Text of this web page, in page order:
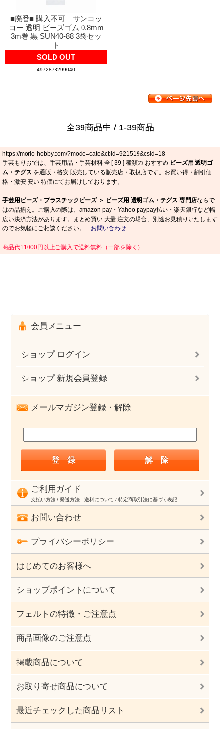
■廃番■ 購入不可｜サンコッ
コー 透明 ビーズゴム 0.8mm
3m巻 黒 SUN40-88 3袋セッ
ト
SOLD OUT
4972873299040
全39商品中 / 1-39商品
https://morio-hobby.com/?mode=cate&cbid=921519&csid=18
手芸もりおでは、手芸用品・手芸材料 全 [39 ] 種類の おすすめ ビーズ用 透明ゴ
ム・テグス を通販・格安 販売している販売店・取扱店です。お買い得・割引価
格・激安 安い 特価にてお届けしております。
手芸用ビーズ・プラスチックビーズ ＞ ビーズ用 透明ゴム・テグス 専門店ならで
はの品揃え。ご購入の際は、amazon pay・Yahoo paypay払い・楽天銀行など幅
広い決済方法があります。まとめ買い 大量 注文の場合、別途お見積りいたします
のでお気軽にご相談ください。 お問い合わせ
商品代11000円以上ご購入で送料無料（一部を除く）
会員メニュー
ショップ ログイン
ショップ 新規会員登録
メールマガジン登録・解除
ご利用ガイド
支払い方法 / 発送方法・送料について / 特定商取引法に基づく表記
お問い合わせ
プライバシーポリシー
はじめてのお客様へ
ショップポイントについて
フェルトの特徴・ご注意点
商品画像のご注意点
掲載商品について
お取り寄せ商品について
最近チェックした商品リスト